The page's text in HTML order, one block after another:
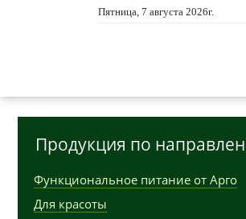
Пятница, 7 августа 2026г.
Продукция по
Функциональное питание от Арго
Для красоты